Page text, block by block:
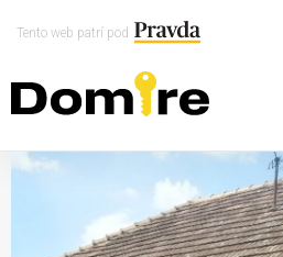
Tento web patrí pod